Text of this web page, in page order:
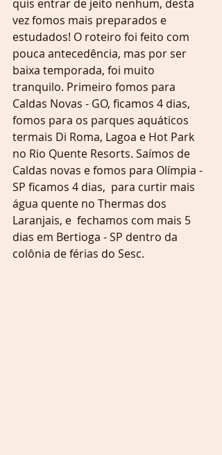
quis entrar de jeito nenhum, desta
vez fomos mais preparados e
estudados! O roteiro foi feito com
pouca antecedência, mas por ser
baixa temporada, foi muito
tranquilo. Primeiro fomos para
Caldas Novas - GO, ficamos 4 dias,
fomos para os parques aquáticos
termais Di Roma, Lagoa e Hot Park
no Rio Quente Resorts. Saímos de
Caldas novas e fomos para Olímpia -
SP ficamos 4 dias,  para curtir mais
água quente no Thermas dos
Laranjais, e  fechamos com mais 5
dias em Bertioga - SP dentro da
colônia de férias do Sesc.